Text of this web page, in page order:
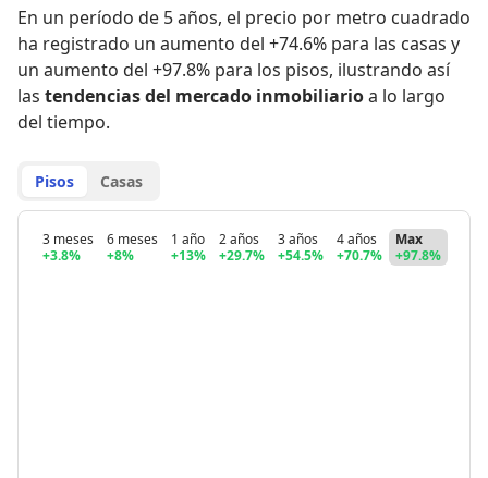
En un período de 5 años, el precio por metro cuadrado
ha registrado un aumento del +74.6% para las casas y
un aumento del +97.8% para los pisos, ilustrando así
las tendencias del mercado inmobiliarioa lo largo
del tiempo.
Pisos Casas
3 meses
+3.8%
6 meses
+8%
1 año
+13%
2 años
+29.7%
3 años
+54.5%
4 años
+70.7%
Max
+97.8%